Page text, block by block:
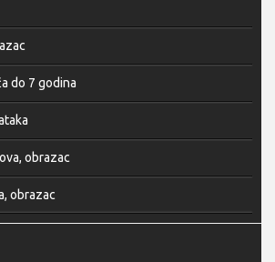
do 7 godina
obrazac
obrazac